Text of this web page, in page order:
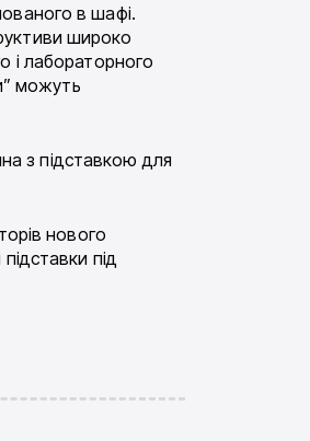
в шафі.
широко
і лабораторного
можуть
з підставкою для
нового
під